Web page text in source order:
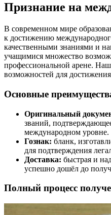
Признание на
В современном мире
к достижению
качественными знаниями и
учащимися множество
профессиональной арене.
возможностей для
Основные
Оригинальный
званий,
международном уровне.
Гознак: бланк,
для подтверждения
Доставка: быстрая и
успешно дошёл до
Полный процесс